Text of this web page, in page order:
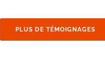
PLUS DE TÉMOIGNAGES